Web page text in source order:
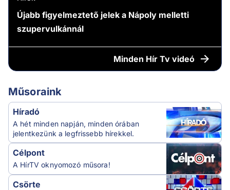
Újabb figyelmeztető jelek a Nápoly melletti
szupervulkánnál
Minden Hír Tv videó
Műsoraink
Híradó
A hét minden napján, minden órában
jelentkezünk a legfrissebb hírekkel.
Célpont
A HírTV oknyomozó műsora!
Csörte